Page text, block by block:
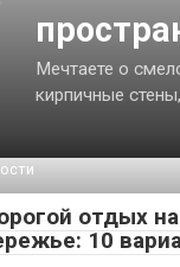
Мечтаете о
кирпичные
отдых
10